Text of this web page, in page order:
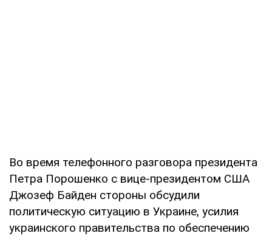
Во время телефонного разговора президента
Петра Порошенко с вице-президентом США
Джозеф Байден стороны обсудили
политическую ситуацию в Украине, усилия
украинского правительства по обеспечению